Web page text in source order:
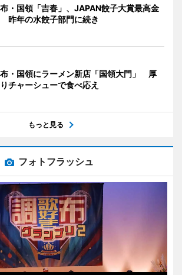
・国領「吉春」、JAPAN餃子大賞最高金
昨年の水餃子部門に続き
・国領にラーメン新店「国領大門」 厚
チャーシューで食べ応え
もっと見る
フォトフラッシュ